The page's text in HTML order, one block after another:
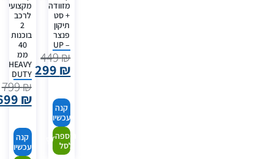
מזוודה
+ סט
תיקון
פנצר
– UP
449₪
299 ₪
קנה
עכשיו
הוספה
לסל
מקצועי
לרכב
2
בוכנות
40
ממ
HEAVY
DUTY
799₪
₪
קנה
עכשיו